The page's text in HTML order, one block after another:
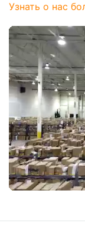
Узнать о нас